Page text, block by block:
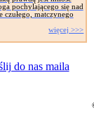
pochylającego się nad
czułego, matczynego
więcej >>>